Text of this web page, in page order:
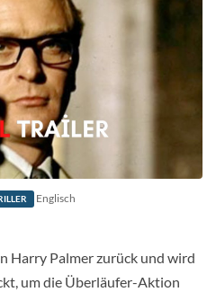
Englisch
Harry Palmer zurück und wird
um die Überläufer-Aktion